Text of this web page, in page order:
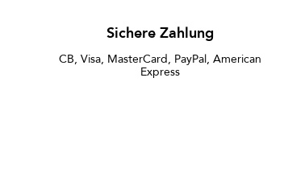
Sichere Zahlung
CB, Visa, MasterCard, PayPal, American
Express